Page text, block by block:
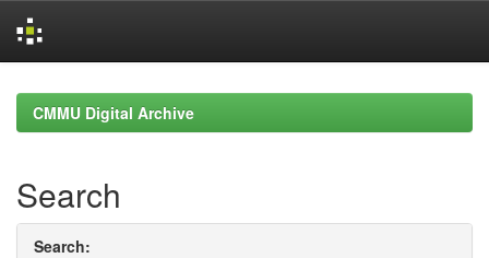
navigationCMMU Digital Archive
Search
Search: